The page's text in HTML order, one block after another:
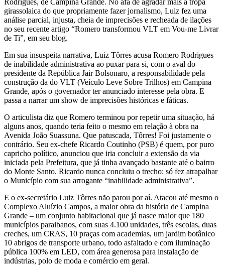
girassolaica do que propriamente fazer jornalismo, Luiz fez uma
análise parcial, injusta, cheia de imprecisões e recheada de ilações
no seu recente artigo “Romero transformou VLT em Vou-me Livrar
de Ti”, em seu blog.
Em sua insuspeita narrativa, Luiz Tôrres acusa Romero Rodrigues
de inabilidade administrativa ao puxar para si, com o aval do
presidente da República Jair Bolsonaro, a responsabilidade pela
construção da do VLT (Veículo Leve Sobre Trilhos) em Campina
Grande, após o governador ter anunciado interesse pela obra. E
passa a narrar um show de imprecisões históricas e fáticas.
O articulista diz que Romero terminou por repetir uma situação, há
alguns anos, quando teria feito o mesmo em relação à obra na
Avenida João Suassuna. Que patuscada, Tôrres! Foi justamente o
contrário. Seu ex-chefe Ricardo Coutinho (PSB) é quem, por puro
capricho político, anunciou que iria concluir a extensão da via
iniciada pela Prefeitura, que já tinha avançado bastante até o bairro
do Monte Santo. Ricardo nunca concluiu o trecho: só fez atrapalhar
o Município com sua arrogante “inabilidade administrativa”.
E o ex-secretário Luiz Tôrres não parou por aí. Atacou até mesmo o
Complexo Aluízio Campos, a maior obra da história de Campina
Grande – um conjunto habitacional que já nasce maior que 180
municípios paraibanos, com suas 4.100 unidades, três escolas, duas
creches, um CRAS, 10 praças com academias, um jardim botânico
10 abrigos de transporte urbano, todo asfaltado e com iluminação
pública 100% em LED, com área generosa para instalação de
indústrias, polo de moda e comércio em geral.